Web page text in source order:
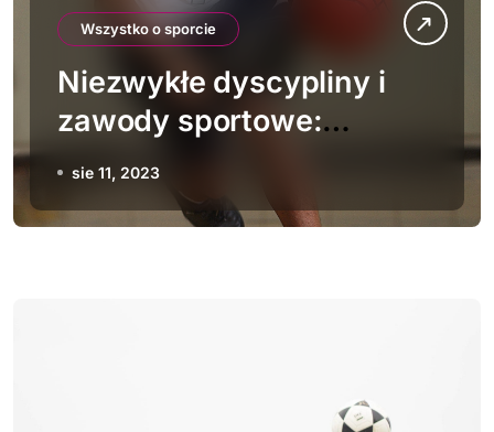
Wszystko o sporcie
Niezwykłe dyscypliny i
zawody sportowe:
Odkrywanie sportów,
które cię zaskoczą
sie 11, 2023